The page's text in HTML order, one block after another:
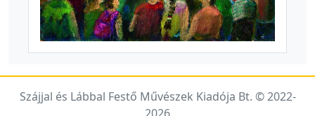
Szájjal és Lábbal Festő Művészek Kiadója Bt. © 2022-